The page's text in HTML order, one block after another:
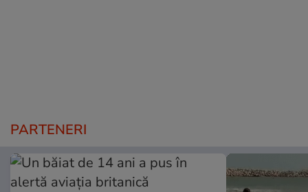
PARTENERI